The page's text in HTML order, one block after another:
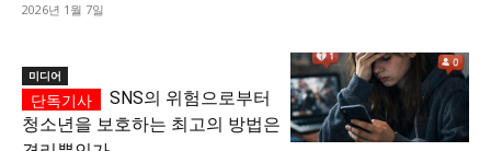
2026년 1월 7일
미디어
SNS의 위험으로부터
청소년을 보호하는 최고의 방법은